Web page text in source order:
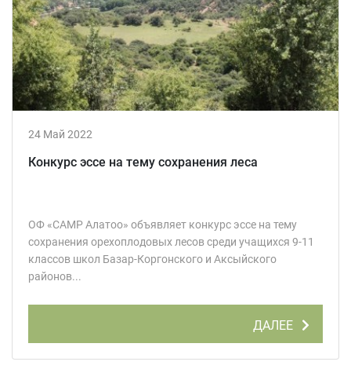
24 Май 2022
Конкурс эссе на тему сохранения леса
ОФ «САМР Алатоо» объявляет конкурс эссе на тему
сохранения орехоплодовых лесов среди учащихся 9-11
классов школ Базар-Коргонского и Аксыйского
районов...
ДАЛЕЕ